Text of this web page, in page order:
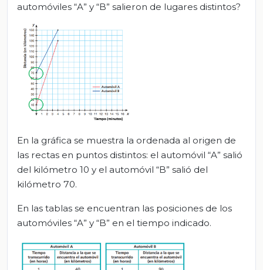
automóviles “A” y “B” salieron de lugares distintos?
En la gráfica se muestra la ordenada al origen de
las rectas en puntos distintos: el automóvil “A” salió
del kilómetro 10 y el automóvil “B” salió del
kilómetro 70.
En las tablas se encuentran las posiciones de los
automóviles “A” y “B” en el tiempo indicado.